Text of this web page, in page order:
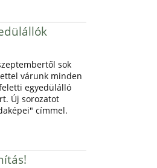
sok
várunk minden
egyedülálló
Új sorozatot
címmel.